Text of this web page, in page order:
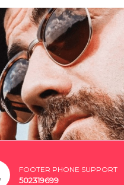
FOOTER PHONE SUPPORT
502319699